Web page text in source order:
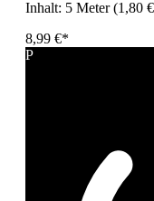
Inhalt: 5 Meter(1,80
8,99 €*
P